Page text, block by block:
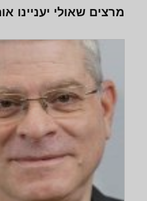
מרצים שאולי יעניינו